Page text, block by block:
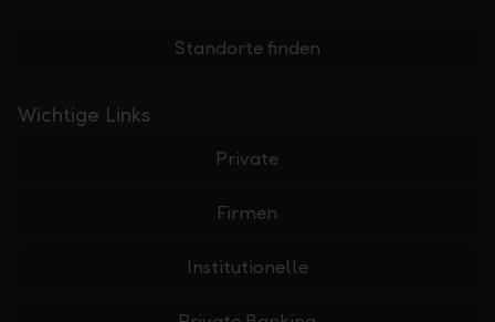
Standorte finden
Wichtige Links
Private
Firmen
Institutionelle